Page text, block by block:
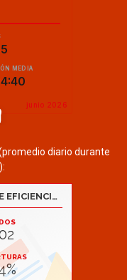
(promedio diario durante